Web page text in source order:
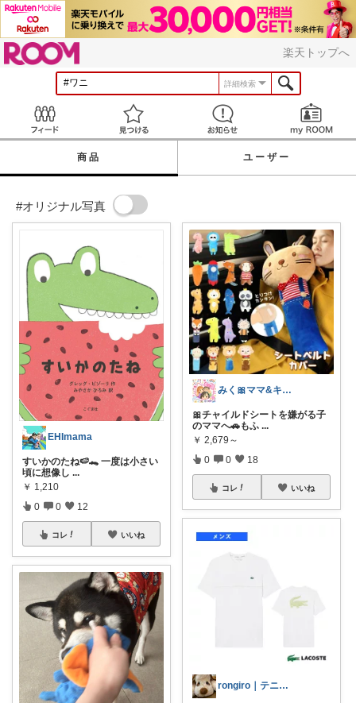
楽天トップへ
詳細検索
見つける お知らせ
商品 ユーザー
#オリジナル写真
EHImama
すいかのたね🍉🐊 一度は小さい
頃に想像し ...
￥ 1,210
0 0 12
コレ いいね
みく🎀ママ&キッズグッズ🎁
🎀チャイルドシートを嫌がる子
のママへ🚗もふ ...
￥ 2,679～
0 0 18
コレ いいね
rongiro｜テニス＆健康ROOM